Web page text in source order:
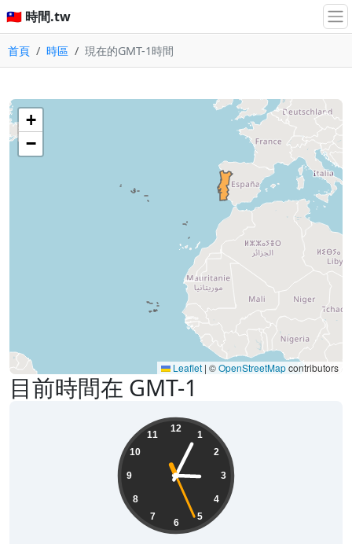
🇹🇼 時間.tw
首頁 時區 現在的GMT-1時間
目前時間在 GMT-1
12
1
2
3
4
5
6
7
8
9
10
11
+
−
Leaflet | ©OpenStreetMapcontributors